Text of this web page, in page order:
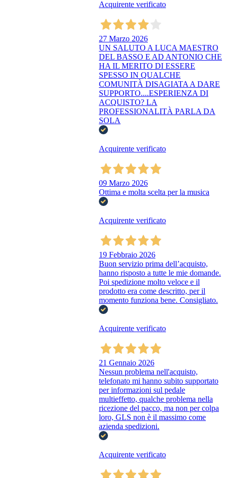
Acquirente verificato
27 Marzo 2026
UN SALUTO A LUCA MAESTRO
DEL BASSO E AD ANTONIO CHE
HA IL MERITO DI ESSERE
SPESSO IN QUALCHE
COMUNITÀ DISAGIATA A DARE
SUPPORTO....ESPERIENZA DI
ACQUISTO? LA
PROFESSIONALITÀ PARLA DA
SOLA
Acquirente verificato
09 Marzo 2026
Ottima e molta scelta per la musica
Acquirente verificato
19 Febbraio 2026
Buon servizio prima dell’acquisto,
hanno risposto a tutte le mie domande.
Poi spedizione molto veloce e il
prodotto era come descritto, per il
momento funziona bene. Consigliato.
Acquirente verificato
21 Gennaio 2026
Nessun problema nell'acquisto,
telefonato mi hanno subito supportato
per informazioni sul pedale
multieffetto, qualche problema nella
ricezione del pacco, ma non per colpa
loro, GLS non è il massimo come
azienda spedizioni.
Acquirente verificato